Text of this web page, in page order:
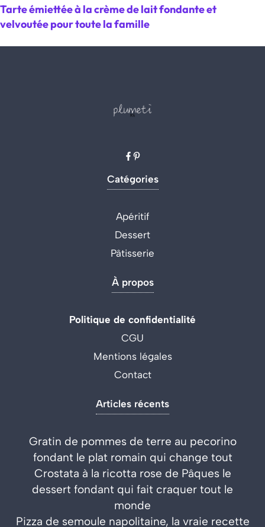
Tarte émiettée à la crème de lait fondante et
velvoutée pour toute la famille
Catégories
Apéritif
Dessert
Pâtisserie
À propos
Politique de confidentialité
CGU
Mentions légales
Contact
Articles récents
Gratin de pommes de terre au pecorino
fondant le plat romain qui change tout
Crostata à la ricotta rose de Pâques le
dessert fondant qui fait craquer tout le
monde
Pizza de semoule napolitaine, la vraie recette